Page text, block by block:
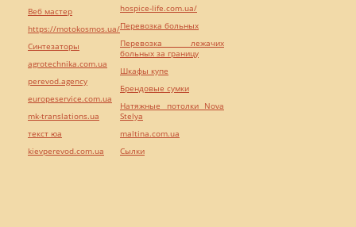
Веб мастер
https://motokosmos.ua/
Синтезаторы
agrotechnika.com.ua
perevod.agency
europeservice.com.ua
mk-translations.ua
текст юа
kievperevod.com.ua
hospice-life.com.ua/
Перевозка больных
Перевозка лежачих
больных за границу
Шкафы купе
Брендовые сумки
Натяжные потолки Nova
Stelya
maltina.com.ua
Cылки